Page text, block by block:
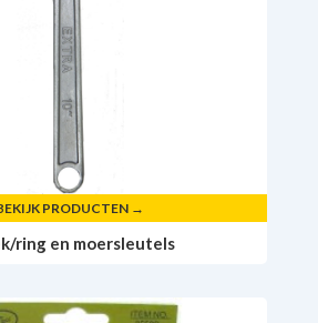
PRODUCTEN →
ring en moersleutels